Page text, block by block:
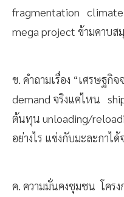
fragmentation
mega project ข้ามคาบส
ข. คำถามเรื่อง “เศรษฐกิ
demand จริงแค่ไหน
ต้นทุน unloading/
อย่างไร แข่งกับมะละกาได้
ค. ความมั่นคงชุมชน โคร